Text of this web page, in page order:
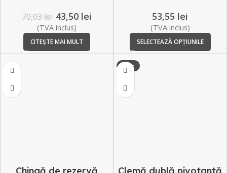
70,03lei 43,50 lei
(TVA inclus)
CITEȘTE MAI MULT
53,55 lei
(TVA inclus)
SELECTEAZĂ OPȚIUNILE
Chingă de rezervă
-52%
Clemă dublă pivotantă